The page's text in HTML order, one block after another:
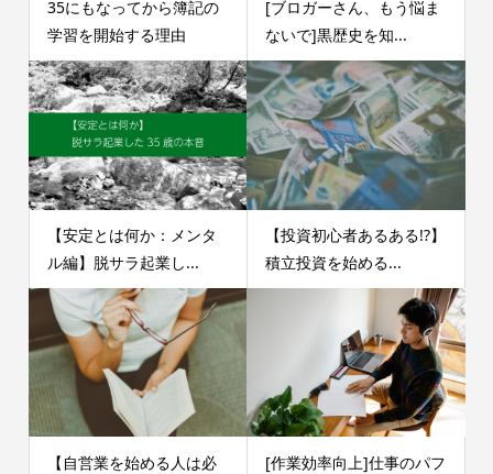
35にもなってから簿記の
学習を開始する理由
[ブロガーさん、もう悩ま
ないで]黒歴史を知...
【安定とは何か：メンタ
ル編】脱サラ起業し...
【投資初心者あるある!?】
積立投資を始める...
【自営業を始める人は必
[作業効率向上]仕事のパフ